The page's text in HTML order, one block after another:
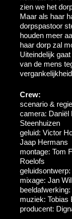
zien we het
Maar als haar
dorpspastoor
houden meer
haar dorp zal
Uiteindelijk
van de mens
Crew:
scenario &
camera: Daniël
Steenhuizen
geluid: Victor
Jaap Hermans
montage: Tom
Roelofs
mixage: Jan
muziek: Tobias
producent: